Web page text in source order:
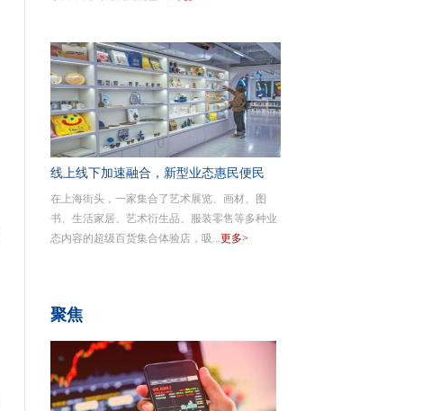
线上线下加速融合，新型业态惠民便民
—— 商业
在上海街头，一家集合了艺术展览、画材、图
书、生活家居、艺术衍生品、服装零售等多种业
态内容的超级百货集合体验店，吸...更多>
聚焦